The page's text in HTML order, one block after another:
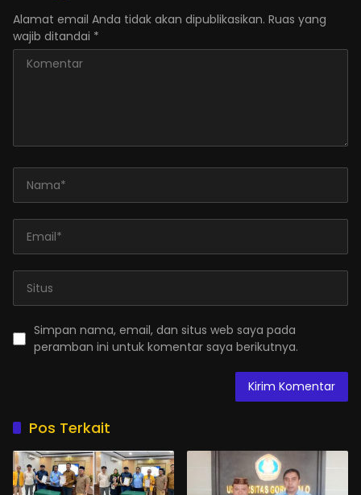
Alamat email Anda tidak akan dipublikasikan. Ruas yang
wajib ditandai *
Simpan nama, email, dan situs web saya pada
peramban ini untuk komentar saya berikutnya.
Pos Terkait